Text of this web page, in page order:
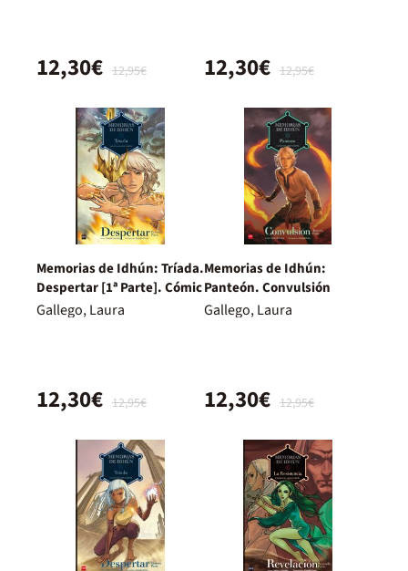
12,95€
12,30€ 12,95€
12,30€
Memorias de Idhún: Tríada.
Despertar [1ª Parte]. Cómic
Gallego, Laura
12,95€
12,30€
Memorias de Idhún:
Panteón. Convulsión
Gallego, Laura
12,95€
12,30€